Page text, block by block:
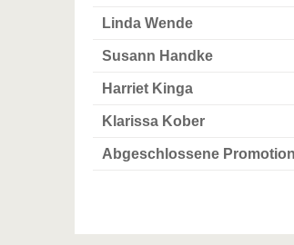
Linda Wende
Susann Handke
Harriet Kinga
Klarissa Kober
Abgeschlossene